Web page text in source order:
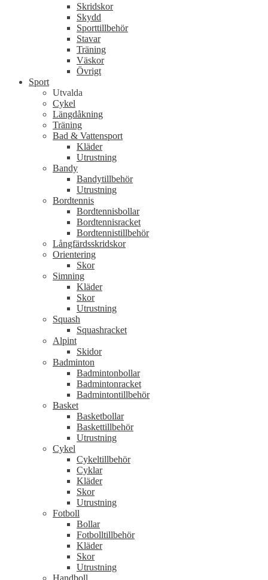
Skridskor
Skydd
Sporttillbehör
Stavar
Träning
Väskor
Övrigt
Sport
Utvalda
Cykel
Längdåkning
Träning
Bad & Vattensport
Kläder
Utrustning
Bandy
Bandytillbehör
Utrustning
Bordtennis
Bordtennisbollar
Bordtennisracket
Bordtennistillbehör
Långfärdsskridskor
Orientering
Skor
Simning
Kläder
Skor
Utrustning
Squash
Squashracket
Alpint
Skidor
Badminton
Badmintonbollar
Badmintonracket
Badmintontillbehör
Basket
Basketbollar
Baskettillbehör
Utrustning
Cykel
Cykeltillbehör
Cyklar
Kläder
Skor
Utrustning
Fotboll
Bollar
Fotbolltillbehör
Kläder
Skor
Utrustning